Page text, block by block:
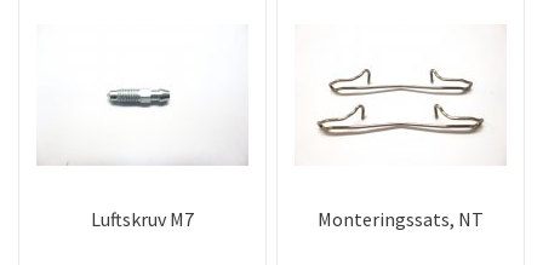
Luftskruv M7 Monteringssats, NT